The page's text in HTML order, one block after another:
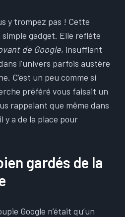
y trompez pas ! Cette
simple gadget. Elle reflète
de Google, insufflant
l’univers parfois austère
C’est un peu comme si
préféré vous faisait un
rappelant que même dans
y a de la place pour
gardés de la
Google n’était qu’un